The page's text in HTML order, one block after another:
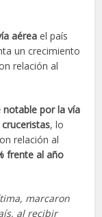
aérea el país
un crecimiento
relación al
por la vía
, lo
relación al
frente al año
marcaron
al recibir